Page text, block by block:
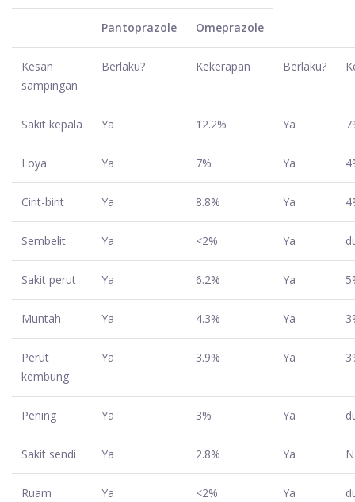
Pantoprazole Omeprazole
Kesan
sampingan
Berlaku? Kekerapan Berlaku?
Sakit kepala Ya 12.2% Ya
Loya Ya 7% Ya
Cirit-birit Ya 8.8% Ya
Sembelit Ya <2% Ya
Sakit perut Ya 6.2% Ya
Muntah Ya 4.3% Ya
Perut
kembung
Ya 3.9% Ya
Pening Ya 3% Ya
Sakit sendi Ya 2.8% Ya
Ruam Ya <2% Ya